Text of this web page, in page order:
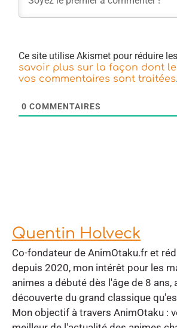
Ce site utilise Akismet pour réduire
savoir plus sur la façon dont
vos commentaires sont traitées.
0 COMMENTAIRES
Quentin Holveck
Co-fondateur de AnimOtaku.fr et
depuis 2020, mon intérêt pour les
animes a débuté dès l'âge de 8 ans,
découverte du grand classique
Mon objectif à travers AnimOtaku :